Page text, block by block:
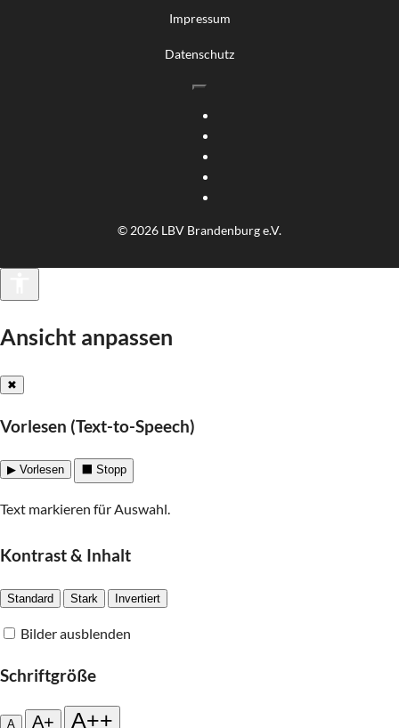
© 2026 LBV Brandenburg e.V.
Impressum
Datenschutz
Barrierefreiheit
Ansicht anpassen
✖
Vorlesen (Text-to-Speech)
▶ Vorlesen ⬛ Stopp
Text markieren für Auswahl.
Kontrast & Inhalt
Standard Stark Invertiert
Bilder ausblenden
Schriftgröße
A A+ A++